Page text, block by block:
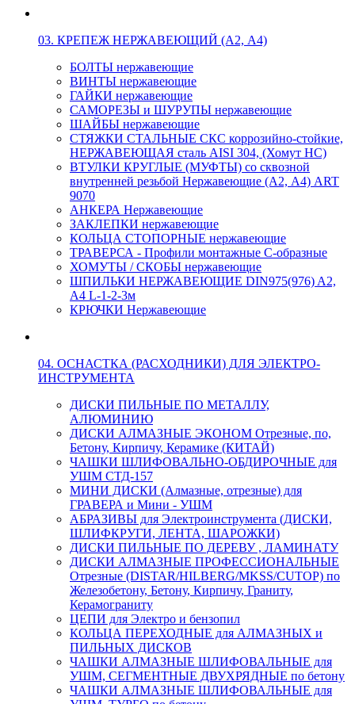
03. КРЕПЕЖ НЕРЖАВЕЮЩИЙ (А2, А4)
БОЛТЫ нержавеющие
ВИНТЫ нержавеющие
ГАЙКИ нержавеющие
САМОРЕЗЫ и ШУРУПЫ нержавеющие
ШАЙБЫ нержавеющие
СТЯЖКИ СТАЛЬНЫЕ СКС коррозийно-стойкие,
НЕРЖАВЕЮЩАЯ сталь AISI 304, (Хомут НС)
ВТУЛКИ КРУГЛЫЕ (МУФТЫ) со сквозной
внутренней резьбой Нержавеющие (А2, А4) ART
9070
АНКЕРА Нержавеющие
ЗАКЛЕПКИ нержавеющие
КОЛЬЦА СТОПОРНЫЕ нержавеющие
ТРАВЕРСА - Профили монтажные С-образные
ХОМУТЫ / СКОБЫ нержавеющие
ШПИЛЬКИ НЕРЖАВЕЮЩИЕ DIN975(976) A2,
А4 L-1-2-3м
КРЮЧКИ Нержавеющие
04. ОСНАСТКА (РАСХОДНИКИ) ДЛЯ ЭЛЕКТРО-
ИНСТРУМЕНТА
ДИСКИ ПИЛЬНЫЕ ПО МЕТАЛЛУ,
АЛЮМИНИЮ
ДИСКИ АЛМАЗНЫЕ ЭКОНОМ Отрезные, по,
Бетону, Кирпичу, Керамике (КИТАЙ)
ЧАШКИ ШЛИФОВАЛЬНО-ОБДИРОЧНЫЕ для
УШМ СТД-157
МИНИ ДИСКИ (Алмазные, отрезные) для
ГРАВЕРА и Мини - УШМ
АБРАЗИВЫ для Электроинструмента (ДИСКИ,
ШЛИФКРУГИ, ЛЕНТА, ШАРОЖКИ)
ДИСКИ ПИЛЬНЫЕ ПО ДЕРЕВУ , ЛАМИНАТУ
ДИСКИ АЛМАЗНЫЕ ПРОФЕССИОНАЛЬНЫЕ
Отрезные (DISTAR/HILBERG/MKSS/CUTOP) по
Железобетону, Бетону, Кирпичу, Граниту,
Керамограниту
ЦЕПИ для Электро и бензопил
КОЛЬЦА ПЕРЕХОДНЫЕ для АЛМАЗНЫХ и
ПИЛЬНЫХ ДИСКОВ
ЧАШКИ АЛМАЗНЫЕ ШЛИФОВАЛЬНЫЕ для
УШМ, СЕГМЕНТНЫЕ ДВУХРЯДНЫЕ по бетону
ЧАШКИ АЛМАЗНЫЕ ШЛИФОВАЛЬНЫЕ для